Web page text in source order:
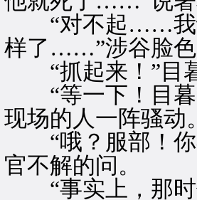
“对不起……我让
样了……”涉谷脸色
“抓起来！”目
“等一下！目暮
现场的人一阵骚动。
“哦？服部！你
官不解的问。
“事实上，那时